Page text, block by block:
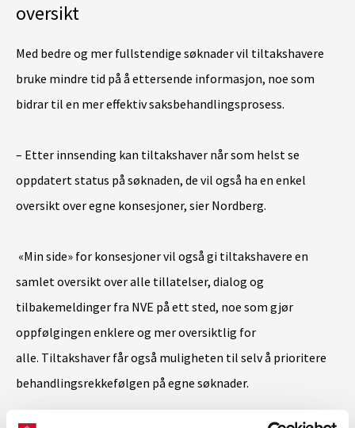
oversikt
Med bedre og mer fullstendige søknader vil tiltakshavere
bruke mindre tid på å ettersende informasjon, noe som
bidrar til en mer effektiv saksbehandlingsprosess.
– Etter innsending kan tiltakshaver når som helst se
oppdatert status på søknaden, de vil også ha en enkel
oversikt over egne konsesjoner, sier Nordberg.
«Min side» for konsesjoner vil også gi tiltakshavere en
samlet oversikt over alle tillatelser, dialog og
tilbakemeldinger fra NVE på ett sted, noe som gjør
oppfølgingen enklere og mer oversiktlig for
alle. Tiltakshaver får også muligheten til selv å prioritere
behandlingsrekkefølgen på egne søknader.